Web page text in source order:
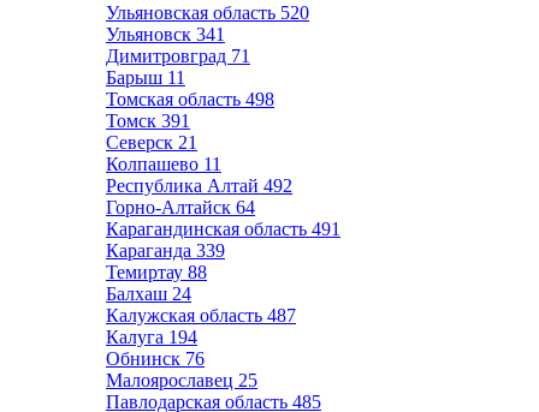
Ульяновская область 520
Ульяновск 341
Димитровград 71
Барыш 11
Томская область 498
Томск 391
Северск 21
Колпашево 11
Республика Алтай 492
Горно-Алтайск 64
Карагандинская область 491
Караганда 339
Темиртау 88
Балхаш 24
Калужская область 487
Калуга 194
Обнинск 76
Малоярославец 25
Павлодарская область 485